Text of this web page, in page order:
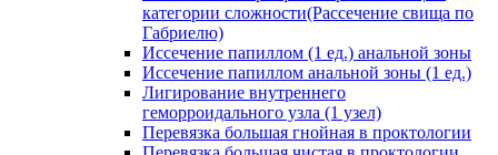
категории сложности(Рассечение свища по
Габриелю)
Иссечение папиллом (1 ед.) анальной зоны
Иссечение папиллом анальной зоны (1 ед.)
Лигирование внутреннего
геморроидального узла (1 узел)
Перевязка большая гнойная в проктологии